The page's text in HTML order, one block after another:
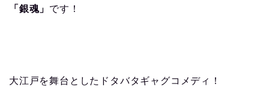
「銀魂」 です！
大江戸を舞台としたドタバタギャグコメディ！